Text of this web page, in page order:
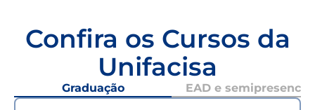
Confira os Cursos da
Unifacisa
Graduação EAD e semipresencial